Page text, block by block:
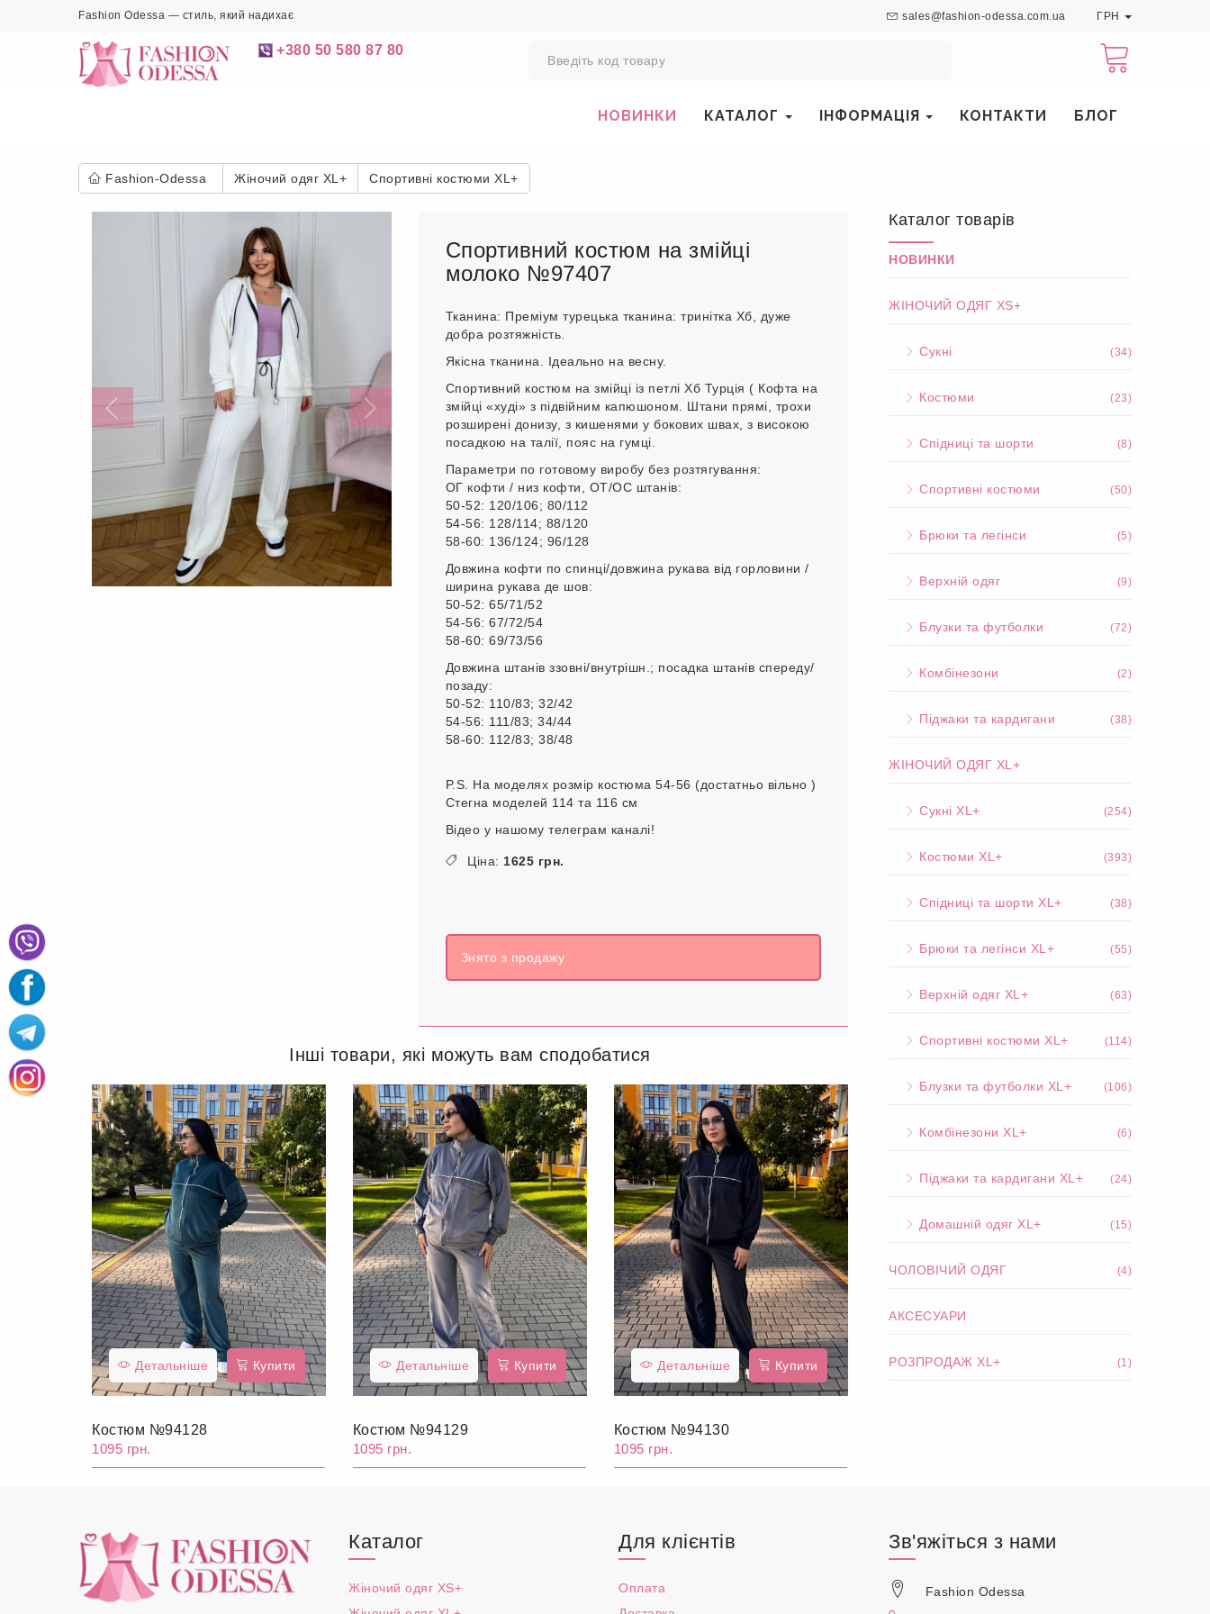
Fashion Odessa — стиль, який надихає sales@fashion-odessa.com.ua ГРН
+380 50 580 87 80
НОВИНКИ КАТАЛОГ ІНФОРМАЦІЯ КОНТАКТИ БЛОГ
Fashion-Odessa Жіночий одяг XL+ Спортивні костюми XL+
Спортивний костюм на змійці
молоко №97407
Тканина: Преміум турецька тканина: тринітка Хб, дуже
добра розтяжність.
Якісна тканина. Ідеально на весну.
Спортивний костюм на змійці із петлі Хб Турція ( Кофта на
змійці «худі» з підвійним капюшоном. Штани прямі, трохи
розширені донизу, з кишенями у бокових швах, з високою
посадкою на талії, пояс на гумці.
Параметри по готовому виробу без розтягування:
ОГ кофти / низ кофти, ОТ/ОС штанів:
50-52: 120/106; 80/112
54-56: 128/114; 88/120
58-60: 136/124; 96/128
Довжина кофти по спинці/довжина рукава від горловини /
ширина рукава де шов:
50-52: 65/71/52
54-56: 67/72/54
58-60: 69/73/56
Довжина штанів ззовні/внутрішн.; посадка штанів спереду/
позаду:
50-52: 110/83; 32/42
54-56: 111/83; 34/44
58-60: 112/83; 38/48
P.S. На моделях розмір костюма 54-56 (достатньо вільно )
Стегна моделей 114 та 116 см
Відео у нашому телеграм каналі!
Ціна: 1625 грн.
Знято з продажу
Інші товари, які можуть вам сподобатися
Детальніше Купити
Костюм №94128
1095 грн.
Детальніше Купити
Костюм №94129
1095 грн.
Детальніше Купити
Костюм №94130
1095 грн.
Каталог товарів
НОВИНКИ
ЖІНОЧИЙ ОДЯГ XS+
Сукні (34)
Костюми (23)
Спідниці та шорти (8)
Спортивні костюми (50)
Брюки та легінси (5)
Верхній одяг (9)
Блузки та футболки (72)
Комбінезони (2)
Піджаки та кардигани (38)
ЖІНОЧИЙ ОДЯГ XL+
Сукні XL+ (254)
Костюми XL+ (393)
Спідниці та шорти XL+ (38)
Брюки та легінси XL+ (55)
Верхній одяг XL+ (63)
Спортивні костюми XL+ (114)
Блузки та футболки XL+ (106)
Комбінезони XL+ (6)
Піджаки та кардигани XL+ (24)
Домашній одяг XL+ (15)
ЧОЛОВІЧИЙ ОДЯГ (4)
АКСЕСУАРИ
РОЗПРОДАЖ XL+ (1)
Каталог
Жіночий одяг XS+
Для клієнтів
Оплата
Зв'яжіться з нами
Fashion Odessa